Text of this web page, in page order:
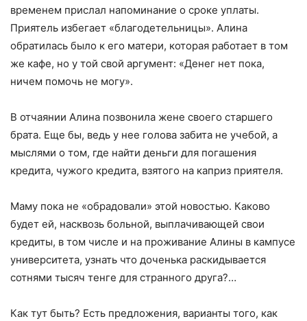
временем прислал напоминание о сроке уплаты.
Приятель избегает «благодетельницы». Алина
обратилась было к его матери, которая работает в том
же кафе, но у той свой аргумент: «Денег нет пока,
ничем помочь не могу».
В отчаянии Алина позвонила жене своего старшего
брата. Еще бы, ведь у нее голова забита не учебой, а
мыслями о том, где найти деньги для погашения
кредита, чужого кредита, взятого на каприз приятеля.
Маму пока не «обрадовали» этой новостью. Каково
будет ей, насквозь больной, выплачивающей свои
кредиты, в том числе и на проживание Алины в кампусе
университета, узнать что доченька раскидывается
сотнями тысяч тенге для странного друга?…
Как тут быть? Есть предложения, варианты того, как